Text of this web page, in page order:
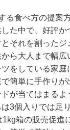
る食べ方の提案
た中で、好評
それを割った
から大人まで幅
をしている家
簡単に手作り
が当てはまるよ
3個入りでは足
箱の販売促進